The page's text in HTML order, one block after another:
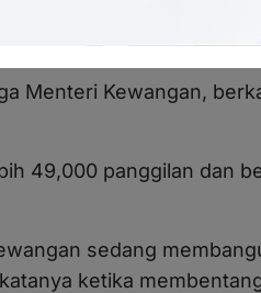
menambah peruntukan
lagi
Menteri Kewangan,
49,000 panggilan dan
sedang
ketika